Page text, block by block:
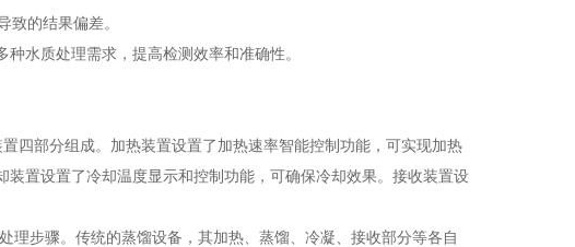
的结果偏差。
水质处理需求，提高检测效率和准确性。
四部分组成。加热装置设置了加热速率智能控制功能，可实现加热
置设置了冷却温度显示和控制功能，可确保冷却效果。接收装置设
步骤。传统的蒸馏设备，其加热、蒸馏、冷凝、接收部分等各自